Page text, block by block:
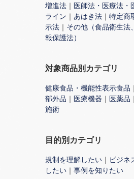
増進法 ｜ 医師法・医療法・
ライン ｜ あはき法 ｜ 特定商
示法 ｜ その他（食品衛生法
報保護法）
対象商品別カテゴリ
健康食品・機能性表示食品 ｜
部外品 ｜ 医療機器 ｜ 医薬品 ｜
施術
目的別カテゴリ
規制を理解したい ｜ ビジネ
したい ｜ 事例を知りたい